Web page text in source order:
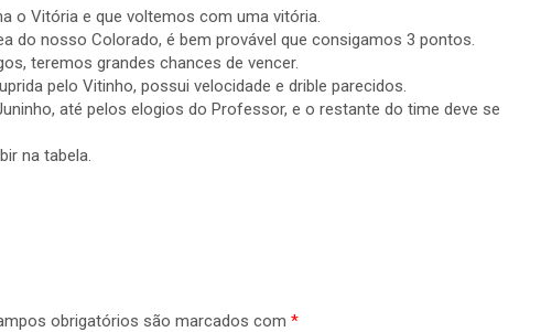
o Vitória e que voltemos com uma vitória.
do nosso Colorado, é bem provável que consigamos 3 pontos.
teremos grandes chances de vencer.
pelo Vitinho, possui velocidade e drible parecidos.
até pelos elogios do Professor, e o restante do time deve se
na tabela.
obrigatórios são marcados com *